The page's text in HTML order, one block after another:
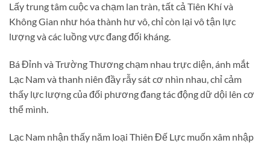
Lấy trung tâm cuộc va chạm lan tràn, tất cả Tiên Khí và
Không Gian như hóa thành hư vô, chỉ còn lại vô tận lực
lượng và các luồng vực đang đối kháng.
Bá Đỉnh và Trường Thương chạm nhau trực diện, ánh mắt
Lạc Nam và thanh niên đầy rẫy sát cơ nhìn nhau, chỉ cảm
thấy lực lượng của đối phương đang tác động dữ dội lên cơ
thể mình.
Lạc Nam nhận thấy năm loại Thiên Đế Lực muốn xâm nhập